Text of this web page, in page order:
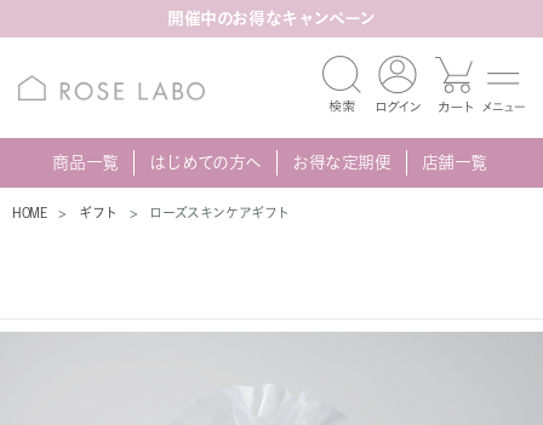
開催中のお得なキャンペーン
商品一覧 はじめての方へ お得な定期便 店舗一覧
HOME ギフト ローズスキンケアギフト